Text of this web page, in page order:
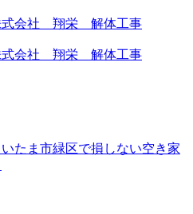
式会社 翔栄 解体工事
式会社 翔栄 解体工事
たま市緑区で損しない空き家